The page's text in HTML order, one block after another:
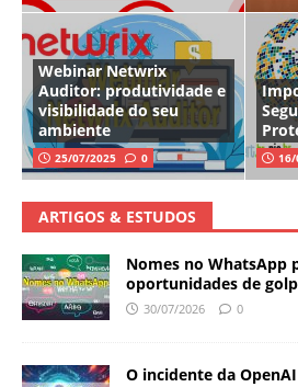
Webinar Netwrix
Auditor: produtividade e
visibilidade do seu
ambiente
25/07/2025 0
ARTIGOS & ESTUDOS
Nomes no WhatsApp
oportunidades de
30/07/2026 0
O incidente da